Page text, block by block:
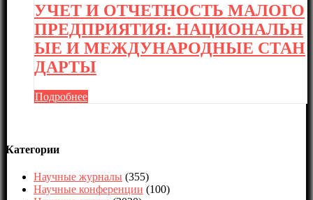
УЧЕТ И ОТЧЕТНОСТЬ МАЛОГО
ПРЕДПРИЯТИЯ: НАЦИОНАЛЬН
ЫЕ И МЕЖДУНАРОДНЫЕ СТАН
ДАРТЫ
Подробнее
Категории
Научные журналы (355)
Научные конференции (100)